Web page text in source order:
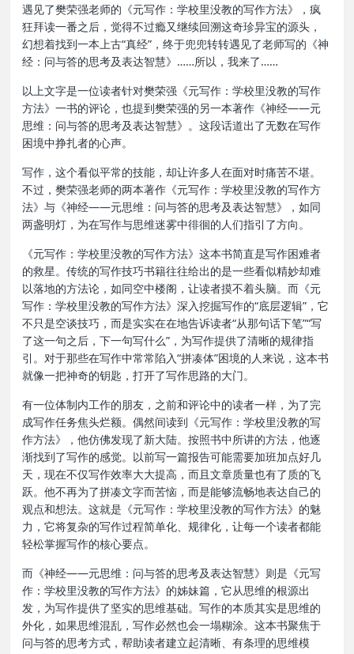
遇见了樊荣强老师的《元写作：学校里没教的写作方法》，疯
狂拜读一番之后，觉得不过瘾又继续回溯这奇珍异宝的源头，
幻想着找到一本上古“真经”，终于兜兜转转遇见了老师写的《神
经：问与答的思考及表达智慧》……所以，我来了……
以上文字是一位读者针对樊荣强《元写作：学校里没教的写作
方法》一书的评论，也提到樊荣强的另一本著作《神经——元
思维：问与答的思考及表达智慧》。这段话道出了无数在写作
困境中挣扎者的心声。
写作，这个看似平常的技能，却让许多人在面对时痛苦不堪。
不过，樊荣强老师的两本著作《元写作：学校里没教的写作方
法》与《神经——元思维：问与答的思考及表达智慧》，如同
两盏明灯，为在写作与思维迷雾中徘徊的人们指引了方向。
《元写作：学校里没教的写作方法》这本书简直是写作困难者
的救星。传统的写作技巧书籍往往给出的是一些看似精妙却难
以落地的方法论，如同空中楼阁，让读者摸不着头脑。而《元
写作：学校里没教的写作方法》深入挖掘写作的“底层逻辑”，它
不只是空谈技巧，而是实实在在地告诉读者“从那句话下笔”“写
了这一句之后，下一句写什么”，为写作提供了清晰的规律指
引。对于那些在写作中常常陷入“拼凑体”困境的人来说，这本书
就像一把神奇的钥匙，打开了写作思路的大门。
有一位体制内工作的朋友，之前和评论中的读者一样，为了完
成写作任务焦头烂额。偶然间读到《元写作：学校里没教的写
作方法》，他仿佛发现了新大陆。按照书中所讲的方法，他逐
渐找到了写作的感觉。以前写一篇报告可能需要加班加点好几
天，现在不仅写作效率大大提高，而且文章质量也有了质的飞
跃。他不再为了拼凑文字而苦恼，而是能够流畅地表达自己的
观点和想法。这就是《元写作：学校里没教的写作方法》的魅
力，它将复杂的写作过程简单化、规律化，让每一个读者都能
轻松掌握写作的核心要点。
而《神经——元思维：问与答的思考及表达智慧》则是《元写
作：学校里没教的写作方法》的姊妹篇，它从思维的根源出
发，为写作提供了坚实的思维基础。写作的本质其实是思维的
外化，如果思维混乱，写作必然也会一塌糊涂。这本书聚焦于
问与答的思考方式，帮助读者建立起清晰、有条理的思维模